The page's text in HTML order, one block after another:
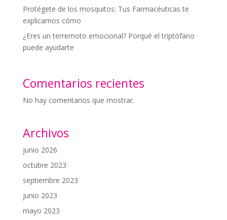
Protégete de los mosquitos: Tus Farmacéuticas te
explicamos cómo
¿Eres un terremoto emocional? Porqué el triptófano
puede ayudarte
Comentarios recientes
No hay comentarios que mostrar.
Archivos
junio 2026
octubre 2023
septiembre 2023
junio 2023
mayo 2023